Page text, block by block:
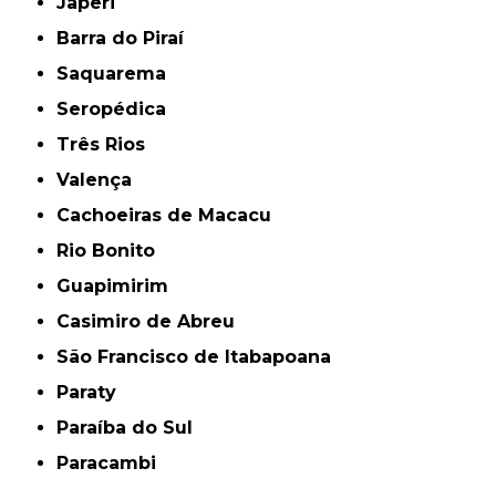
Barra do Piraí
Saquarema
Seropédica
Três Rios
Valença
Cachoeiras de Macacu
Rio Bonito
Guapimirim
Casimiro de Abreu
São Francisco de Itabapoana
Paraty
Paraíba do Sul
Paracambi